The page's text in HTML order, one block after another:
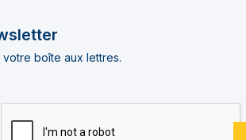
boîte aux lettres.